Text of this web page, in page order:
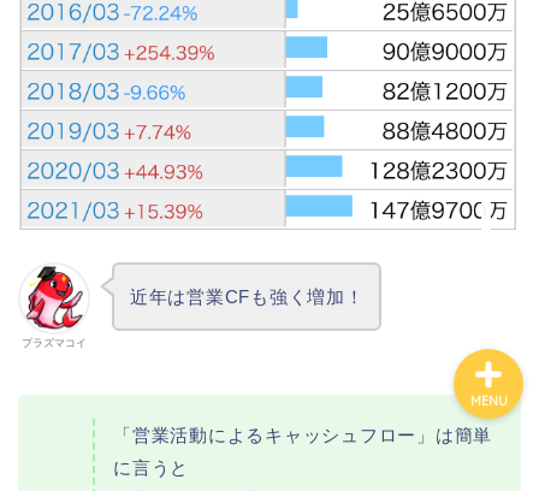
プラズマコイ
近年は営業CFも強く増加！
「営業活動によるキャッシュフロー」は簡単
に言うと
MENU
カテゴリ別おすすめ株◯
選
株式投資・金融知識
おすすめ読書の要約